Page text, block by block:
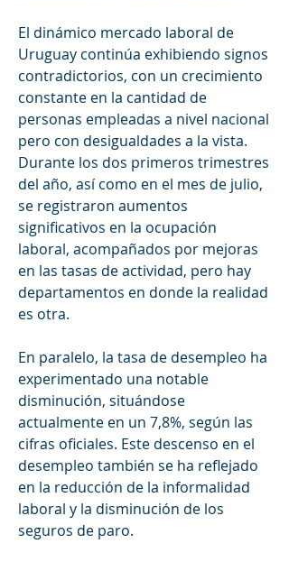
El dinámico mercado laboral de
Uruguay continúa exhibiendo signos
contradictorios, con un crecimiento
constante en la cantidad de
personas empleadas a nivel nacional
pero con desigualdades a la vista.
Durante los dos primeros trimestres
del año, así como en el mes de julio,
se registraron aumentos
significativos en la ocupación
laboral, acompañados por mejoras
en las tasas de actividad, pero hay
departamentos en donde la realidad
es otra.
En paralelo, la tasa de desempleo ha
experimentado una notable
disminución, situándose
actualmente en un 7,8%, según las
cifras oficiales. Este descenso en el
desempleo también se ha reflejado
en la reducción de la informalidad
laboral y la disminución de los
seguros de paro.